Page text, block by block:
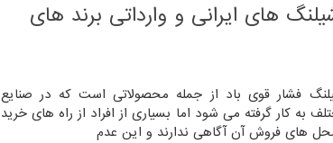
های ایرانی و وارداتی برند های
فشار قوی باد از جمله محصولاتی است که در صنایع
به کار گرفته می شود اما بسیاری از افراد از راه های خرید
های فروش آن آگاهی ندارند و این عدم